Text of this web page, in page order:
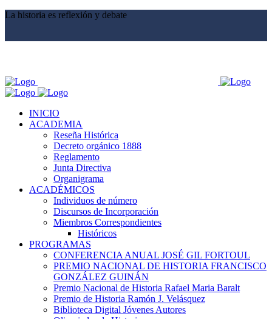
La historia es reflexión y debate
INICIO
ACADEMIA
Reseña Histórica
Decreto orgánico 1888
Reglamento
Junta Directiva
Organigrama
ACADÉMICOS
Individuos de número
Discursos de Incorporación
Miembros Correspondientes
Históricos
PROGRAMAS
CONFERENCIA ANUAL JOSÉ GIL FORTOUL
PREMIO NACIONAL DE HISTORIA FRANCISCO
GONZÁLEZ GUINÁN
Premio Nacional de Historia Rafael Maria Baralt
Premio de Historia Ramón J. Velásquez
Biblioteca Digital Jóvenes Autores